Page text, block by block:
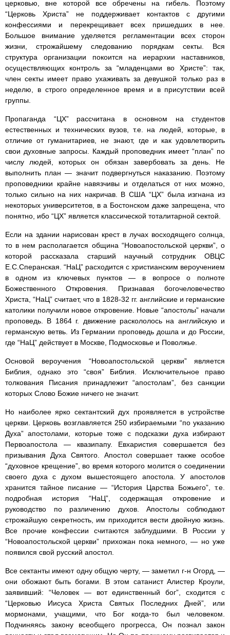
церковью, вне которой все обречены на гибель. Поэтому
“Церковь Христа” не поддерживает контактов с другими
конфессиями и перекрещивает всех пришедших в нее.
Большое внимание уделяется регламентации всех сторон
жизни, строжайшему следованию порядкам секты. Вся
структура организации покоится на иерархии наставников,
осуществляющих контроль за “младенцами во Христе”: так,
член секты имеет право ухаживать за девушкой только раз в
неделю, в строго определенное время и в присутствии всей
группы.
Пропаганда “ЦХ” рассчитана в основном на студентов
естественных и технических вузов, т.е. на людей, которые, в
отличие от гуманитариев, не знают, где и как удовлетворить
свои духовные запросы. Каждый проповедник имеет “план” по
числу людей, которых он обязан завербовать за день. Не
выполнить план — значит подвергнуться наказанию. Поэтому
проповедники крайне навязчивы и отделаться от них можно,
только сильно на них накричав. В США “ЦХ” была изгнана из
некоторых университетов, в а Бостонском даже запрещена, что
понятно, ибо “ЦХ” является классической тоталитарной сектой.
Если на здании нарисован крест в лучах восходящего солнца,
то в нем располагается община “Новоапостольской церкви”, о
которой рассказала старший научный сотрудник ОВЦС
Е.С.Сперанская. “НаЦ” расходится с христианским вероучением
в одном из ключевых пунктов — в вопросе о полноте
Божественного Откровения. Признавая богочеловечество
Христа, “НаЦ” считает, что в 1828-32 гг. английские и германские
католики получили новое откровение. Новые “апостолы” начали
проповедь. В 1864 г. движение раскололось на английскую и
германскую ветвь. Из Германии проповедь дошла и до России,
где “НаЦ” действует в Москве, Подмосковье и Поволжье.
Основой вероучения “Новоапостольской церкви” является
Библия, однако это “своя” Библия. Исключительное право
толкования Писания принадлежит “апостолам”, без санкции
которых Слово Божие ничего не значит.
Но наиболее ярко сектантский дух проявляется в устройстве
церкви. Церковь возглавляется 250 избираемыми “по указанию
Духа” апостолами, которые тоже с подсказки духа избирают
Первоапостола — квазипапу. Евхаристия совершается без
призывания Духа Святого. Апостол совершает также особое
“духовное крещение”, во время которого молится о соединении
своего духа с духом вышестоящего апостола. У апостолов
хранится тайное писание — “История Царства Божьего”, т.е.
подробная история “НаЦ”, содержащая откровение и
руководство по различению духов. Апостолы соблюдают
строжайшую секретность, им приходится вести двойную жизнь.
Все прочие конфессии считаются заблудшими. В России у
“Новоапостольской церкви” прихожан пока немного, — но уже
появился свой русский апостол.
Все сектанты имеют одну общую черту, — заметил г-н Огорд, —
они обожают быть богами. В этом сатанист Алистер Кроули,
заявивший: “Человек — вот единственный бог”, сходится с
“Церковью Иисуса Христа Святых Последних Дней”, или
мормонами, учащими, что Бог когда-то был человеком.
Подчиняясь закону всеобщего прогресса, Он познал закон